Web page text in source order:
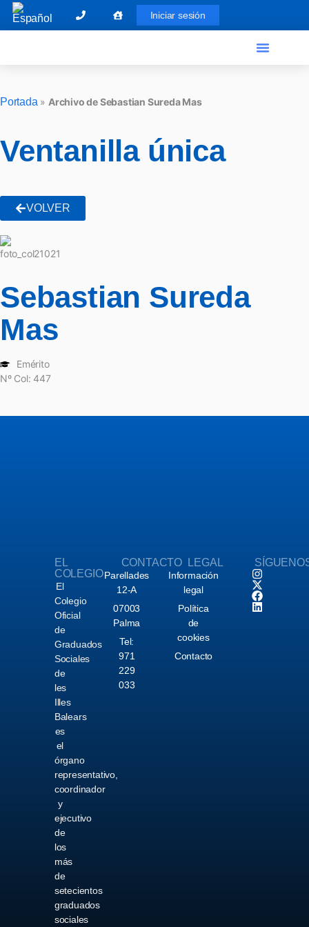
Iniciar sesión
Portada » Archivo de Sebastian Sureda Mas
Ventanilla única
VOLVER
Sebastian Sureda
Mas
Emérito
Nº Col: 447
EL
COLEGIO
El
Colegio
Oficial
de
Graduados
Sociales
de
les
Illes
Balears
es
el
órgano
representativo,
coordinador
y
ejecutivo
de
los
más
de
setecientos
graduados
sociales
CONTACTO
Parellades
12-A
07003
Palma
Tel:
971
229
033
LEGAL
Información
legal
Política
de
cookies
Contacto